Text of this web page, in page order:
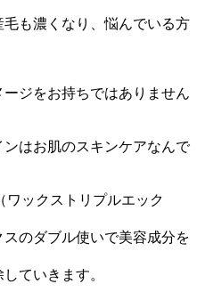
も濃くなり、悩んでいる方
ジをお持ちではありません
はお肌のスキンケアなんで
ワックストリプルエック
のダブル使いで美容成分を
ていきます。